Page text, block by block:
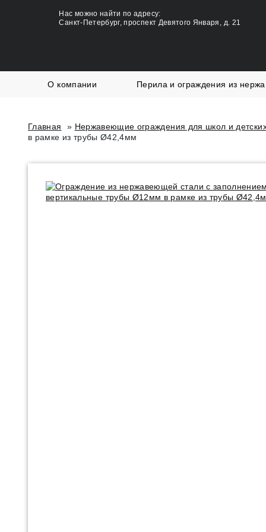
Нас можно найти по адресу:
Санкт-Петербург, проспект Девятого Января, д. 21
О компании Перила и ограждения из
Главная » Нержавеющие ограждения для школ и
в рамке из трубы Ø42,4мм